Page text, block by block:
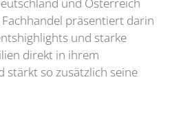
und Österreich
präsentiert darin
und starke
direkt in ihrem
stärkt so zusätzlich seine